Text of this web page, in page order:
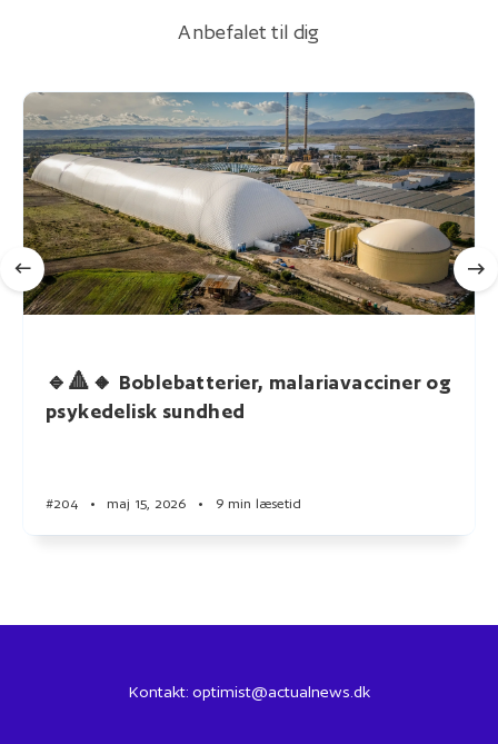
Anbefalet til dig
🔹🔺🔸 Boblebatterier, malariavacciner og
psykedelisk sundhed
#204 • maj 15, 2026 • 9 min læsetid
Kontakt: optimist@actualnews.dk